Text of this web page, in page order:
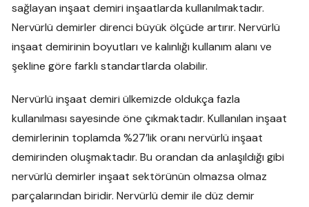
sağlayan inşaat demiri inşaatlarda kullanılmaktadır.
Nervürlü demirler direnci büyük ölçüde artırır. Nervürlü
inşaat demirinin boyutları ve kalınlığı kullanım alanı ve
şekline göre farklı standartlarda olabilir.
Nervürlü inşaat demiri ülkemizde oldukça fazla
kullanılması sayesinde öne çıkmaktadır. Kullanılan inşaat
demirlerinin toplamda %27’lik oranı nervürlü inşaat
demirinden oluşmaktadır. Bu orandan da anlaşıldığı gibi
nervürlü demirler inşaat sektörünün olmazsa olmaz
parçalarından biridir. Nervürlü demir ile düz demir